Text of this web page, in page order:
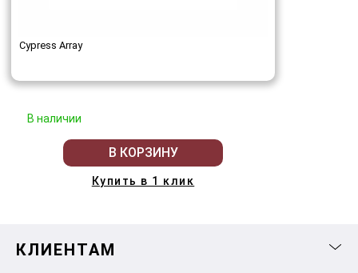
Cypress Array
В наличии
В КОРЗИНУ
Купить в 1 клик
КЛИЕНТАМ